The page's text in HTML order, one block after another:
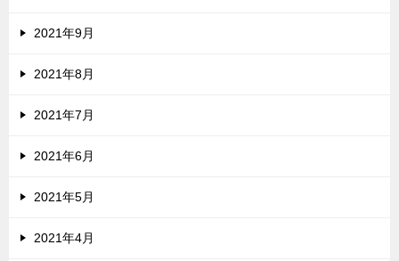
2021年9月
2021年8月
2021年7月
2021年6月
2021年5月
2021年4月